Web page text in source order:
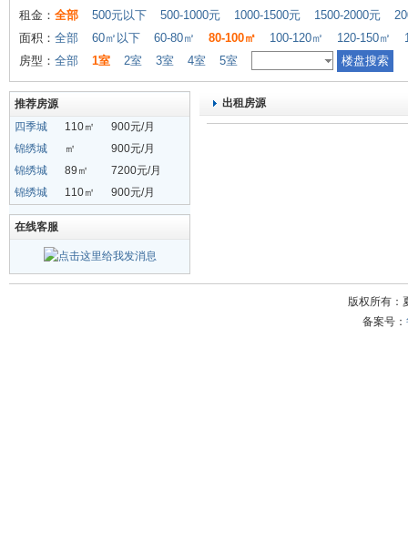
租金： 全部 500元以下 500-1000元 1000-1500元 1500-2000元
面积： 全部 60㎡以下 60-80㎡ 80-100㎡ 100-120㎡ 120-150㎡
房型： 全部 1室 2室 3室 4室 5室
推荐房源
四季城
110㎡
900元/月
锦绣城
㎡
900元/月
锦绣城
89㎡
7200元/月
锦绣城
110㎡ 900元/月
在线客服
出租房源
版权所有：
备案号：